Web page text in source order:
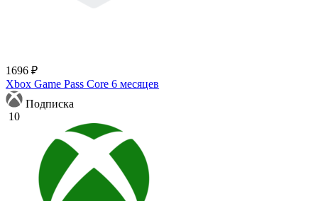
1696 ₽
Xbox Game Pass Core 6 месяцев
Подписка
10